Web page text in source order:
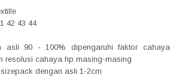
42 43 44
asli 90 - 100% dipengaruhi faktor cahaya
resolusi cahaya hp masing-masing
dengan asli 1-2cm